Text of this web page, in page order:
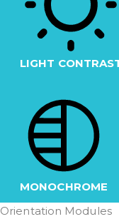
LIGHT
MONOCHROME
Orientation Modules